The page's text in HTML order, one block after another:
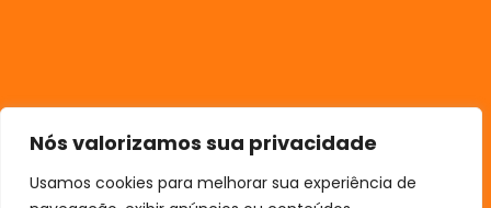
Nós valorizamos sua privacidade
Usamos cookies para melhorar sua experiência de